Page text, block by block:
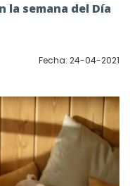
semana del Día
Fecha: 24-04-2021